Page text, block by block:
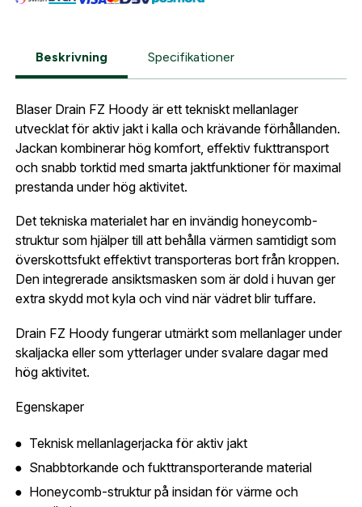
Beskrivning Specifikationer
Blaser Drain FZ Hoody är ett tekniskt mellanlager
utvecklat för aktiv jakt i kalla och krävande förhållanden.
Jackan kombinerar hög komfort, effektiv fukttransport
och snabb torktid med smarta jaktfunktioner för maximal
prestanda under hög aktivitet.
Det tekniska materialet har en invändig honeycomb-
struktur som hjälper till att behålla värmen samtidigt som
överskottsfukt effektivt transporteras bort från kroppen.
Den integrerade ansiktsmasken som är dold i huvan ger
extra skydd mot kyla och vind när vädret blir tuffare.
Drain FZ Hoody fungerar utmärkt som mellanlager under
skaljacka eller som ytterlager under svalare dagar med
hög aktivitet.
Egenskaper
Teknisk mellanlagerjacka för aktiv jakt
Snabbtorkande och fukttransporterande material
Honeycomb-struktur på insidan för värme och
E-postadress:*
Lösenord:*
Glömt lösenord?
Skapa konto och handla enklare
Är du företag eller förening?Med ett eget
konto hos oss får du snabbare utcheckning,
översikt över dina beställningar och sparade
oss så hjälper vi dig att skapa ett konto.
Leverans & fakturaadress
Gatuadress:
Postnummer:*
Ort:*
Land:
så fort den här produkten är tillbaka i vårt
sortiment.
Blaser Drain FZ Hoody Dark Olive
Jag godkänner att mina uppgifter sparas enligt
integritetspolicyn.
Bevaka